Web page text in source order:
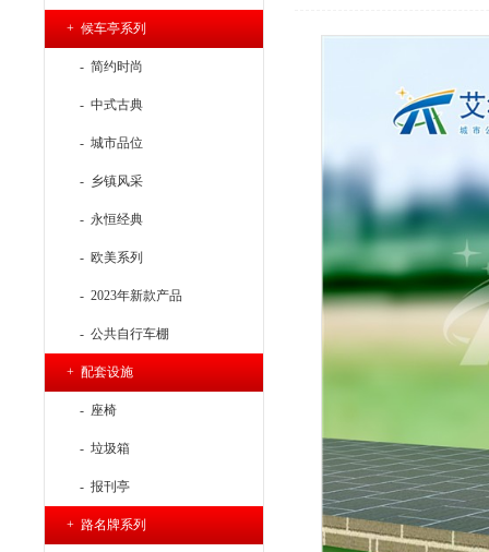
+ 候车亭系列
- 简约时尚
- 中式古典
- 城市品位
- 乡镇风采
- 永恒经典
- 欧美系列
- 2023年新款产品
- 公共自行车棚
+ 配套设施
- 座椅
- 垃圾箱
- 报刊亭
+ 路名牌系列